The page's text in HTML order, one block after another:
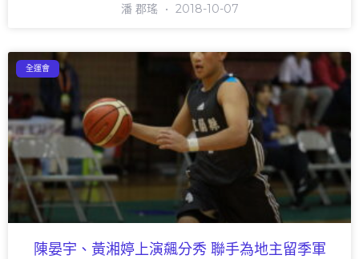
潘 郡瑤 2018-10-07
全運會
陳晏宇、黃湘婷上演飆分秀 聯手為地主留季軍